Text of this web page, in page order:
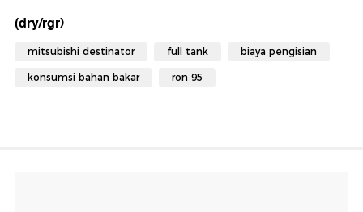
(dry/rgr)
mitsubishi destinator full tank biaya pengisian
konsumsi bahan bakar ron 95